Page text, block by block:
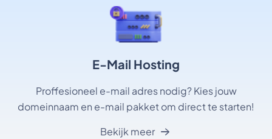
E-Mail Hosting
Proffesioneel e-mail adres nodig? Kies jouw
domeinnaam en e-mail pakket om direct te starten!
Bekijk meer